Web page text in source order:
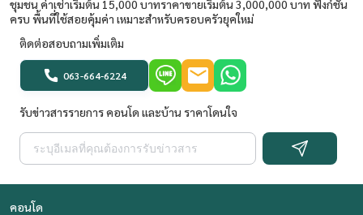
ชุมชน ค่าเช่าเริ่มต้น 15,000 บาทราคาขายเริ่มต้น 3,000,000 บาท ฟังก์ชัน
ครบ พื้นที่ใช้สอยคุ้มค่า เหมาะสำหรับครอบครัวยุคใหม่
ติดต่อสอบถามเพิ่มเติม
063-664-6224
รับข่าวสารรายการ คอนโด และบ้าน ราคาโดนใจ
คอนโด